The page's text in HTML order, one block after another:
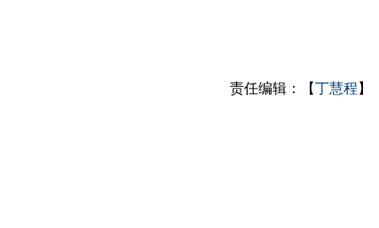
责任编辑：【丁慧程 】